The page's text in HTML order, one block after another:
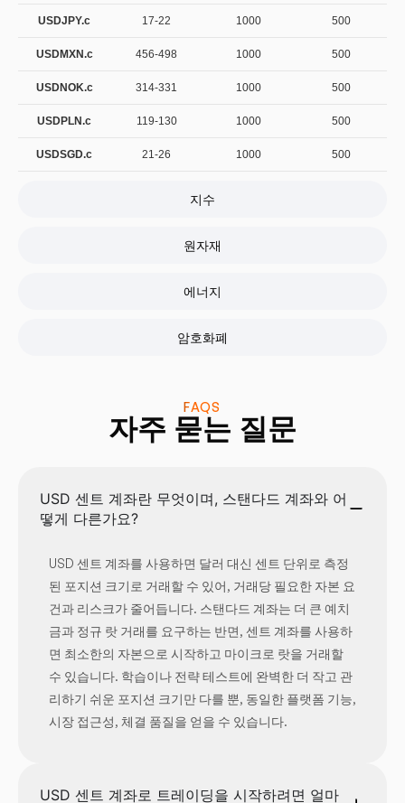
지수
원자재
에너지
암호화폐
USDJPY.c 17-22 1000 500
USDMXN.c 456-498 1000 500
USDNOK.c 314-331 1000 500
USDPLN.c 119-130 1000 500
USDSGD.c 21-26 1000 500
FAQS
자주 묻는 질문
USD 센트 계좌란 무엇이며, 스탠다드 계좌와 어
떻게 다른가요?
USD 센트 계좌를 사용하면 달러 대신 센트 단위로 측정
된 포지션 크기로 거래할 수 있어, 거래당 필요한 자본 요
건과 리스크가 줄어듭니다. 스탠다드 계좌는 더 큰 예치
금과 정규 랏 거래를 요구하는 반면, 센트 계좌를 사용하
면 최소한의 자본으로 시작하고 마이크로 랏을 거래할
수 있습니다. 학습이나 전략 테스트에 완벽한 더 작고 관
리하기 쉬운 포지션 크기만 다를 뿐, 동일한 플랫폼 기능,
시장 접근성, 체결 품질을 얻을 수 있습니다.
USD 센트 계좌로 트레이딩을 시작하려면 얼마